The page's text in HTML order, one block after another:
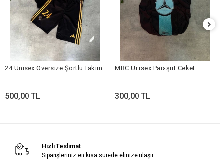
24 Unisex Oversize Şortlu Takım
500,00 TL
MRC Unisex Paraşüt Ceket
300,00 TL
Hızlı Teslimat
Siparişleriniz en kısa sürede elinize ulaşır.